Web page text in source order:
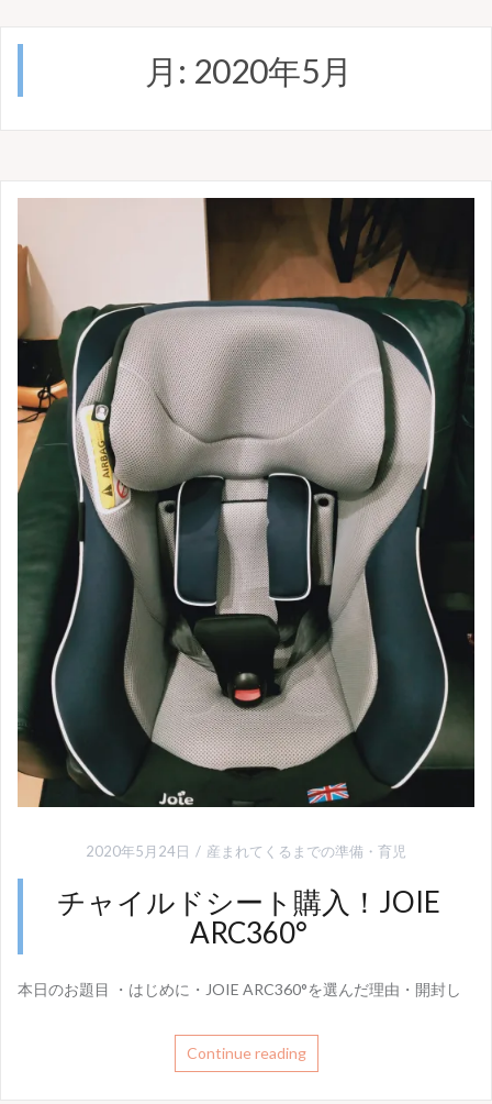
月: 2020年5月
2020年5月24日 産まれてくるまでの準備 ・ 育児
チャイルドシート購入！JOIE
ARC360°
本日のお題目 ・はじめに・JOIE ARC360°を選んだ理由・開封し
Continue reading